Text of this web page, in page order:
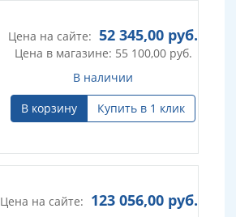
Цена на сайте: 52 345,00 руб.
Цена в магазине: 55 100,00руб.
В наличии
В корзину
Купить в 1 клик
Цена на сайте: 123 056,00 руб.